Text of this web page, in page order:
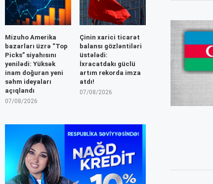
Mizuho Amerika
bazarları üzrə “Top
Picks” siyahısını
yenilədi: Yüksək
inam doğuran yeni
səhm ideyaları
açıqlandı
07/08/2026
Çinin xarici ticarət
balansı gözləntiləri
üstələdi:
İxracatdakı güclü
artım rekorda imza
atdı!
07/08/2026